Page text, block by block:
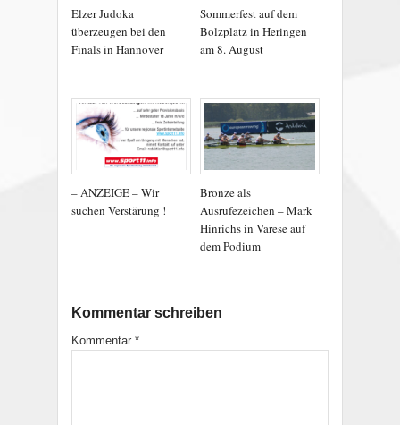
Elzer Judoka
überzeugen bei den
Finals in Hannover
Sommerfest auf dem
Bolzplatz in Heringen
am 8. August
– ANZEIGE – Wir
suchen Verstärung !
Bronze als
Ausrufezeichen – Mark
Hinrichs in Varese auf
dem Podium
Kommentar schreiben
Kommentar *